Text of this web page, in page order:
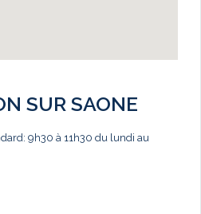
SUR SAONE
9h30 à 11h30 du lundi au